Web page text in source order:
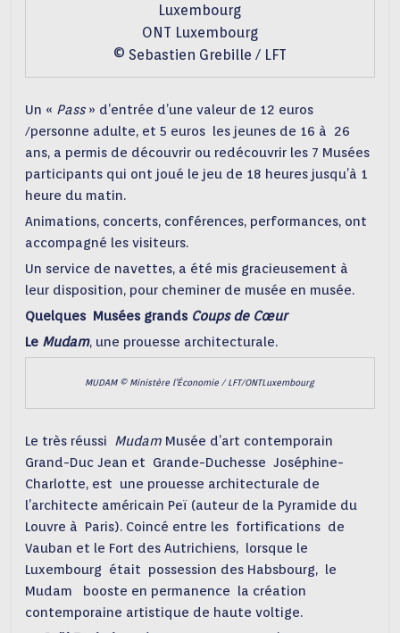
Luxembourg
ONT Luxembourg
© Sebastien Grebille / LFT
Un « Pass» d’entrée d’une valeur de 12 euros
/personne adulte, et 5 euros les jeunes de 16 à 26
ans, a permis de découvrir ou redécouvrir les 7 Musées
participants qui ont joué le jeu de 18 heures jusqu’à 1
heure du matin.
Animations, concerts, conférences, performances, ont
accompagné les visiteurs.
Un service de navettes, a été mis gracieusement à
leur disposition, pour cheminer de musée en musée.
Quelques Musées grands Coups de Cœur
Le Mudam, une prouesse architecturale.
MUDAM © Ministère l’Économie / LFT/ONTLuxembourg
Le très réussi Mudam Musée d’art contemporain
Grand-Duc Jean et Grande-Duchesse Joséphine-
Charlotte, est une prouesse architecturale de
l’architecte américain Peï (auteur de la Pyramide du
Louvre à Paris). Coincé entre les fortifications de
Vauban et le Fort des Autrichiens, lorsque le
Luxembourg était possession des Habsbourg, le
Mudam booste en permanence la création
contemporaine artistique de haute voltige.